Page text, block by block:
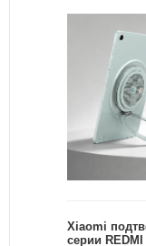
Xiaomi
серии